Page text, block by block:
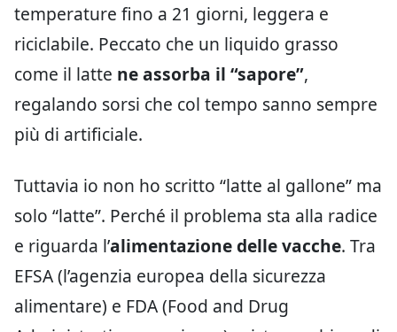
temperature fino a 21 giorni, leggera e
riciclabile. Peccato che un liquido grasso
come il latte ne assorba il “sapore”,
regalando sorsi che col tempo sanno sempre
più di artificiale.
Tuttavia io non ho scritto “latte al gallone” ma
solo “latte”. Perché il problema sta alla radice
e riguarda l’alimentazione delle vacche. Tra
EFSA (l’agenzia europea della sicurezza
alimentare) e FDA (Food and Drug